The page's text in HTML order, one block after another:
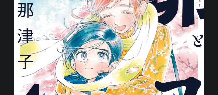
de
Subaru
–
chapitre
25
–